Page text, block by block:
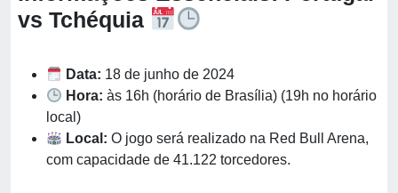
vs Tchéquia
Data: 18 de junho de 2024
Hora:às 16h (horário de Brasília) (19h no horário
local)
Local: O jogo será realizado na Red Bull Arena,
com capacidade de 41.122 torcedores.